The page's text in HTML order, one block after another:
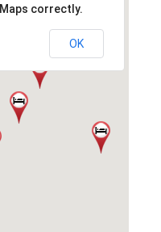
correctly.
OK